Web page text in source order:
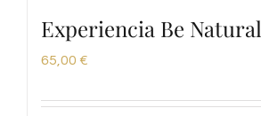
Experiencia Be Natural
65,00 €